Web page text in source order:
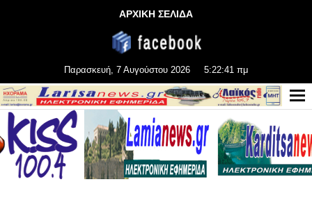
ΑΡΧΙΚΗ ΣΕΛΙΔΑ
Παρασκευή, 7 Αυγούστου 2026 5:22:41 πμ